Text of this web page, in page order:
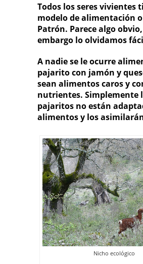
Todos los seres vivientes
modelo de alimentación
Patrón. Parece algo
embargo lo olvidamos
A nadie se le ocurre
pajarito con jamón y
sean alimentos caros y
nutrientes. Simplemente
pajaritos no están
alimentos y los
Nicho ecológico